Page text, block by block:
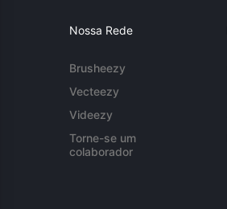
Nossa Rede
Brusheezy
Vecteezy
Videezy
Torne-se um
colaborador